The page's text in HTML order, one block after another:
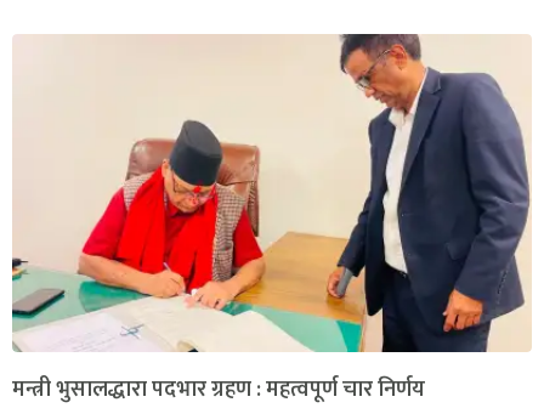
मन्त्री भुसालद्धारा पदभार ग्रहण : महत्वपूर्ण चार निर्णय